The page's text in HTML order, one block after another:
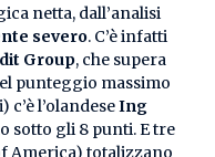
netta, dall’analisi
severo. C’è infatti
Group, che supera
punteggio massimo
l’olandeseIng
sotto gli 8 punti. E tre
America) totalizzano